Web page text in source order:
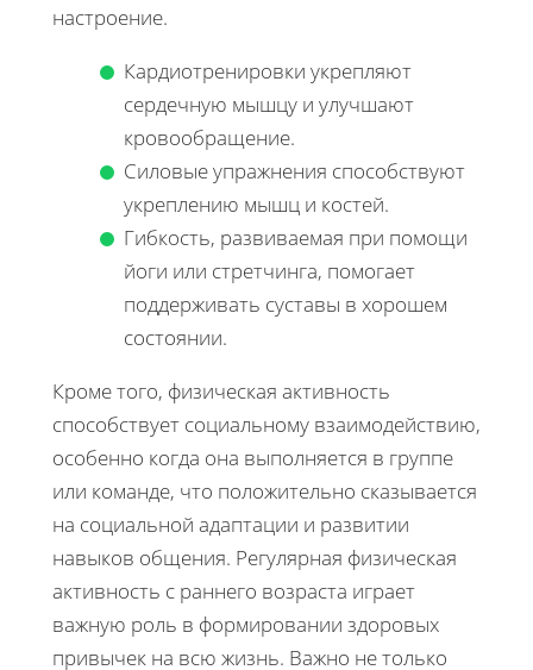
настроение.
Кардиотренировки укрепляют
сердечную мышцу и улучшают
кровообращение.
Силовые упражнения способствуют
укреплению мышц и костей.
Гибкость, развиваемая при помощи
йоги или стретчинга, помогает
поддерживать суставы в хорошем
состоянии.
Кроме того, физическая активность
способствует социальному взаимодействию,
особенно когда она выполняется в группе
или команде, что положительно сказывается
на социальной адаптации и развитии
навыков общения. Регулярная физическая
активность с раннего возраста играет
важную роль в формировании здоровых
привычек на всю жизнь. Важно не только